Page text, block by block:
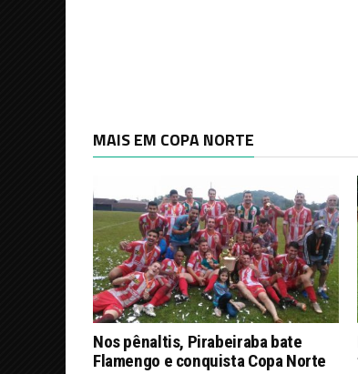
MAIS EM COPA NORTE
Nos pênaltis, Pirabeiraba bate
Flamengo e conquista Copa Norte